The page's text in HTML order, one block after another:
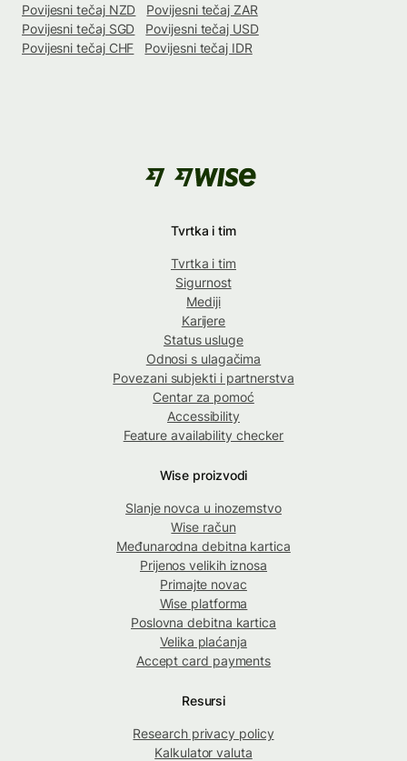
Povijesni tečaj NZD
Povijesni tečaj ZAR
Povijesni tečaj SGD
Povijesni tečaj USD
Povijesni tečaj CHF
Povijesni tečaj IDR
Tvrtka i tim
Tvrtka i tim
Sigurnost
Mediji
Karijere
Status usluge
Odnosi s ulagačima
Povezani subjekti i partnerstva
Centar za pomoć
Accessibility
Feature availability checker
Wise proizvodi
Slanje novca u inozemstvo
Wise račun
Međunarodna debitna kartica
Prijenos velikih iznosa
Primajte novac
Wise platforma
Poslovna debitna kartica
Velika plaćanja
Accept card payments
Resursi
Research privacy policy
Kalkulator valuta